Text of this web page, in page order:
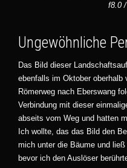
f8.0
Ungewöhnliche
Das Bild dieser
ebenfalls im Oktober oberhalb
Römerweg nach Eberswang
Verbindung mit dieser
abseits vom Weg und hatten
Ich wollte, das das Bild den
mich unter die Bäume und
bevor ich den Auslöser